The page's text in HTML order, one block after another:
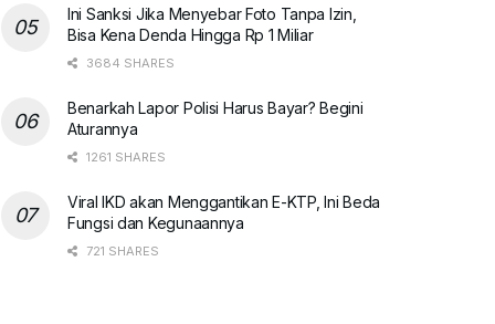
Ini Sanksi Jika Menyebar Foto Tanpa Izin,
Bisa Kena Denda Hingga Rp 1 Miliar
3684 SHARES
Benarkah Lapor Polisi Harus Bayar? Begini
Aturannya
1261 SHARES
Viral IKD akan Menggantikan E-KTP, Ini Beda
Fungsi dan Kegunaannya
721 SHARES